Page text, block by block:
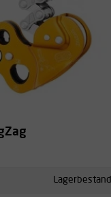
Lagerbestand